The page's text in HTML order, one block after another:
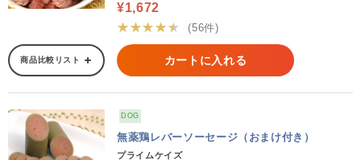
¥1,672
★★★★★
(56件)
商品比較リスト カートに入れる
DOG
無薬鶏レバーソーセージ（おまけ付き）
プライムケイズ